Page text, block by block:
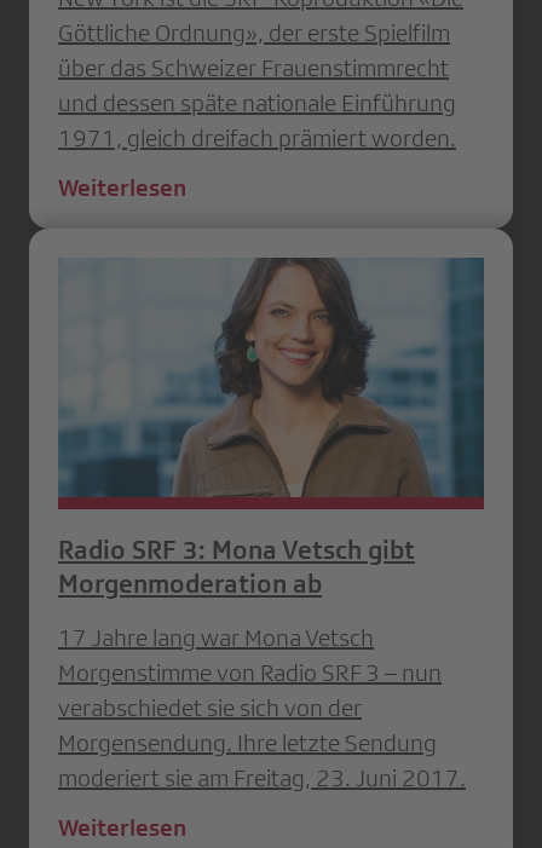
Göttliche Ordnung», der erste Spielfilm
über das Schweizer Frauenstimmrecht
und dessen späte nationale Einführung
1971, gleich dreifach prämiert worden.
Weiterlesen
Radio SRF 3: Mona Vetsch gibt
Morgenmoderation ab
17 Jahre lang war Mona Vetsch
Morgenstimme von Radio SRF 3 – nun
verabschiedet sie sich von der
Morgensendung. Ihre letzte Sendung
moderiert sie am Freitag, 23. Juni 2017.
Weiterlesen